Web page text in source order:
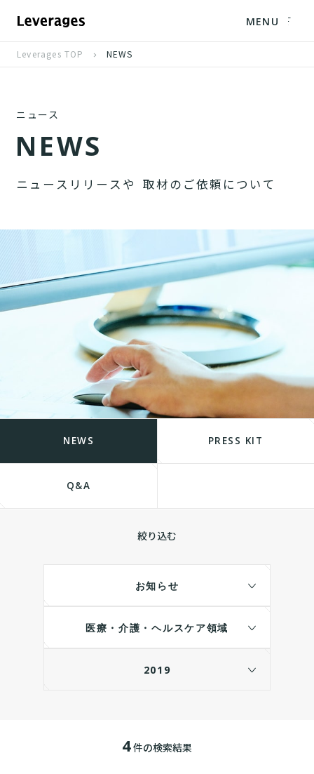
MENU
Leverages TOP NEWS
ニュース
NEWS
ニ ュ ー ス リ リ ー ス や 取材の ご依頼 に つ い て
NEWS PRESS KIT
Q&A
絞り込む
お知らせ
医療・介護・ヘルスケア領域
2019
4件の検索結果